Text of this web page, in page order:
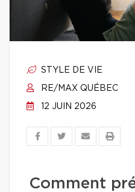
STYLE DE VIE
RE/MAX QUÉBEC
12 JUIN 2026
Comment